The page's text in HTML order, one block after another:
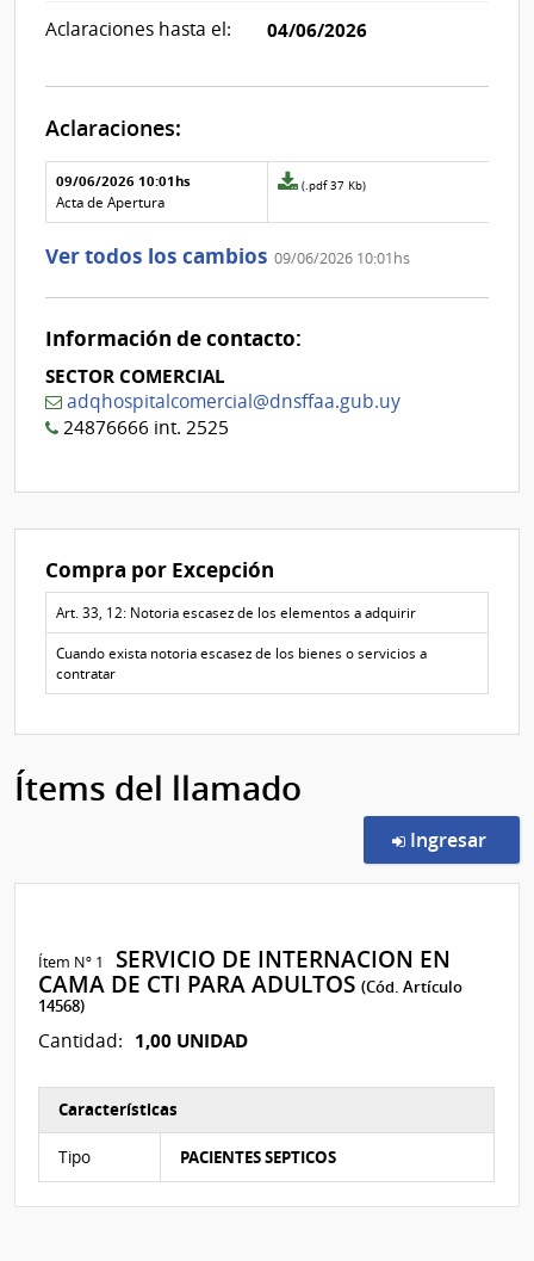
Aclaraciones hasta el: 04/06/2026
Aclaraciones:
Aclaraciones del llamado
Fecha y
texto de
la
Archivo
de la
09/06/2026 10:01hs
Acta de Apertura
Archivo
de
aclaración
0
(.pdf 37 Kb)
Ver todos los cambios 09/06/2026 10:01hs
Información de contacto:
SECTOR COMERCIAL
adqhospitalcomercial@dnsffaa.gub.uy
24876666 int. 2525
Compra por Excepción
Art. 33, 12: Notoria escasez de los elementos a adquirir
Cuando exista notoria escasez de los bienes o servicios a
contratar
Ítems del llamado
Ingresar
Ítem Nº 1
SERVICIO DE INTERNACION EN
CAMA DE CTI PARA ADULTOS(Cód. Artículo
14568)
Cantidad: 1,00 UNIDAD
Características
Tipo PACIENTES SEPTICOS